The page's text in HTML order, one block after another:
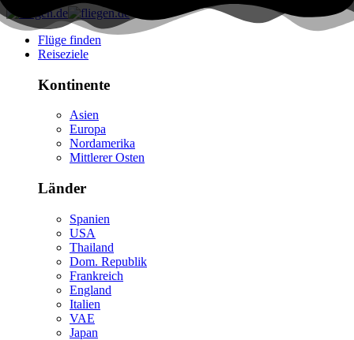
Flüge finden
Reiseziele
Kontinente
Asien
Europa
Nordamerika
Mittlerer Osten
Länder
Spanien
USA
Thailand
Dom. Republik
Frankreich
England
Italien
VAE
Japan